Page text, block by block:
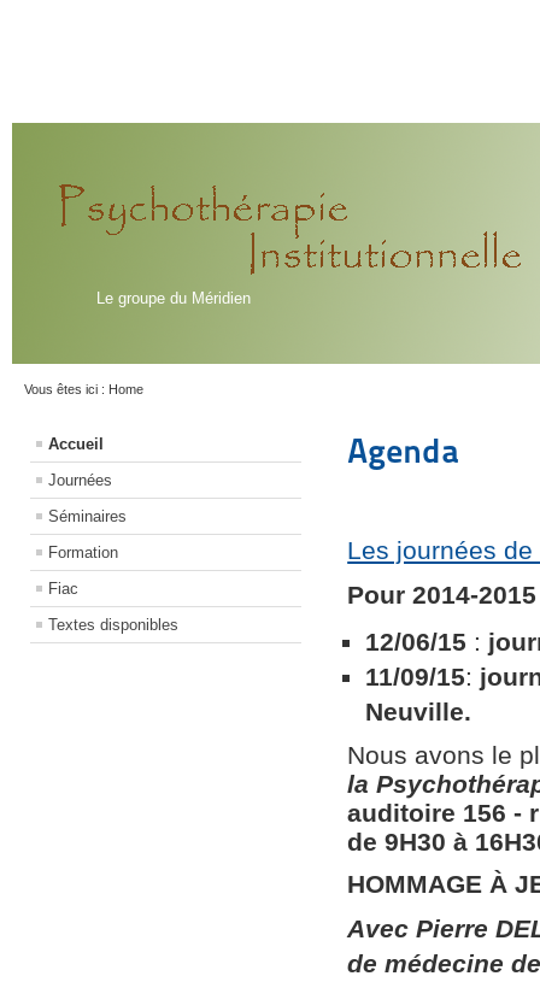
Le groupe du Méridien
Vous êtes ici : Home
Accueil
Journées
Séminaires
Formation
Fiac
Textes disponibles
Agenda
Les journées
Pour 2014-
12/06/15 :
11/09/15:
Neuville.
Nous avons le
la
auditoire 156​ ​-
de 9H30 à
HOMMAGE À
Avec Pierre
de médecine